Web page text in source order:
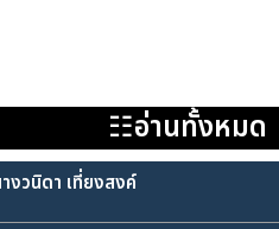
☷อ่านทั้งหมด
งวนิดา เที่ยงสงค์